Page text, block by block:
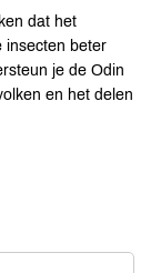
dat het
insecten beter
je de Odin
en het delen